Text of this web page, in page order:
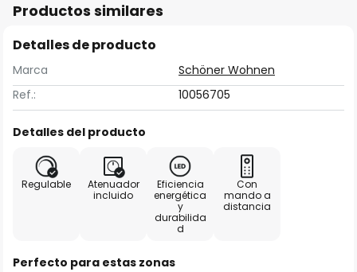
Productos similares
Detalles de producto
Marca
Schöner Wohnen
Ref.:
10056705
Detalles del producto
Regulable
Atenuador
incluido
Eficiencia
energética
y
durabilida
d
Con
mando a
distancia
Perfecto para estas zonas